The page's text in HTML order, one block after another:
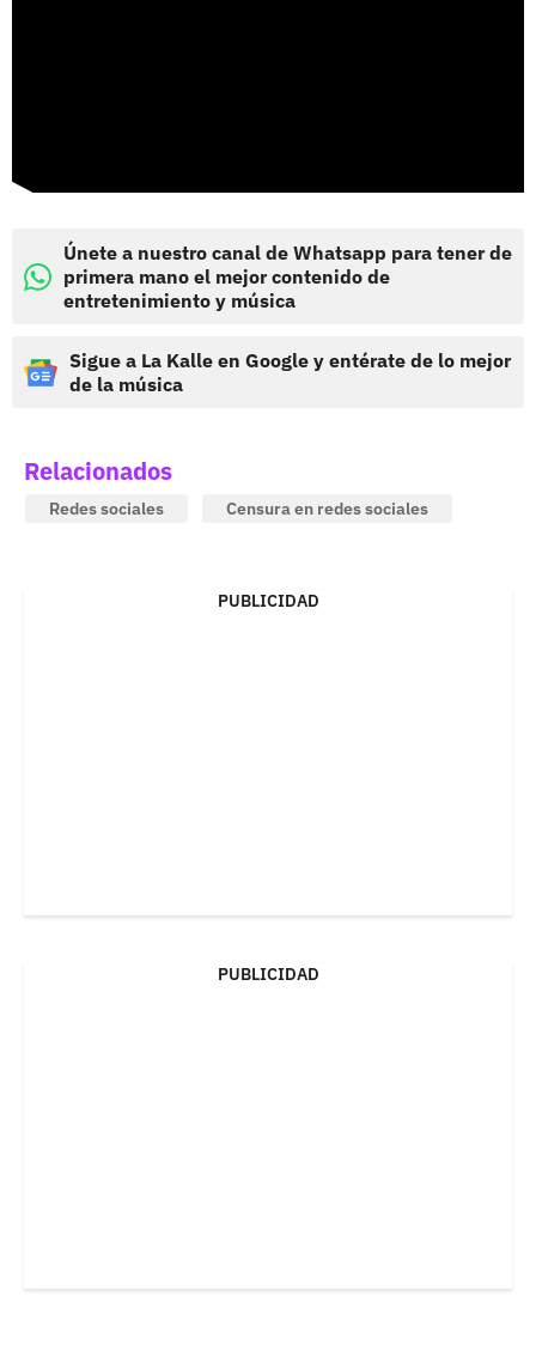
Únete a nuestro canal de Whatsapp para tener de
primera mano el mejor contenido de
entretenimiento y música
Sigue a La Kalle en Google y entérate de lo mejor
de la música
Relacionados
Redes sociales Censura en redes sociales
PUBLICIDAD
PUBLICIDAD